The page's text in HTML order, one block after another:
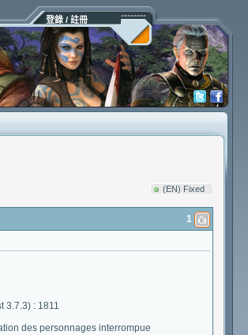
登錄 / 註冊
(EN) Fixed
1
3.7.3) : 1811
des personnages interrompue